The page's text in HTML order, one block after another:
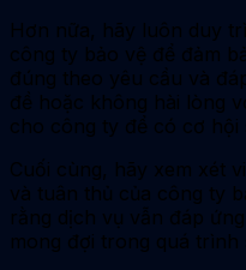
Hơn nữa, hãy luôn duy
công ty bảo vệ để đảm
đúng theo yêu cầu và
đề hoặc không hài lòng
cho công ty để có cơ hội
Cuối cùng, hãy xem xét
và tuân thủ của công ty
rằng dịch vụ vẫn đáp
mong đợi trong quá trình